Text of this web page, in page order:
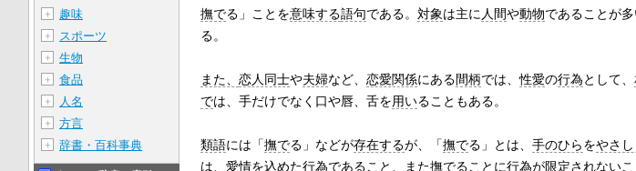
撫でる」ことを意味する語句である。 対象は主に 人間や動物であることが多
る。
また、 恋人同士や夫婦など、 恋愛関係にある間柄では、性愛の行為として、
では、手だけでなく口や唇、舌を用いることもある。
類語には「撫でる」などが存在するが、「撫でる」とは、 手のひらをやさし
は、 愛情を込めた行為であること、また撫でることに行為が限定されないこ
＋ 趣味
＋ スポーツ
＋ 生物
＋ 食品
＋ 人名
＋ 方言
＋ 辞書・百科事典